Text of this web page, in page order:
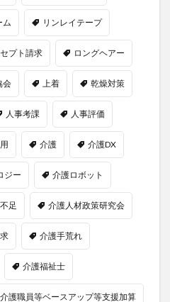
ム リンレイテープ
プト請求 ロングヘアー
会 上着 乾燥対策
人事考課 人事評価
介護 介護DX
ジー 介護ロボット
足 介護人材政策研究会
介護手荒れ
介護福祉士
介護職員等ベースアップ等支援加算